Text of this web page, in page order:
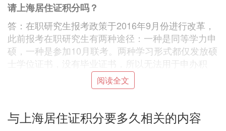
请上海居住证积分吗？
答：在职研究生报考政策于2016年9月份进行改革，
此前报考在职研究生有两种途径：一种是同等学力申
硕，一种是参加10月联考。两种学习形式都仅发放硕
士学位证书，没有毕业证书，所以无法用于申办积
办理居住证积分要用？
阅读全文
与上海居住证积分要多久相关的内容